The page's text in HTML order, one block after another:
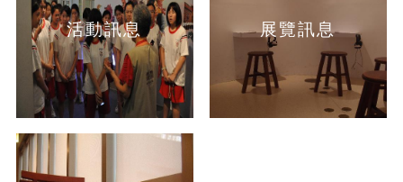
活動訊息 展覽訊息